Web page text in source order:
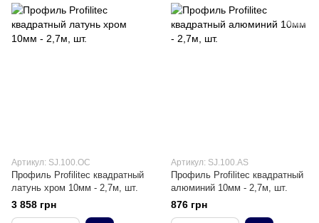
Артикул: SJ.100.OC
Профиль Profilitec квадратный
латунь хром 10мм - 2,7м, шт.
3 858 грн
Артикул: SJ.100.AS
Профиль Profilitec квадратный
алюминий 10мм - 2,7м, шт.
876 грн